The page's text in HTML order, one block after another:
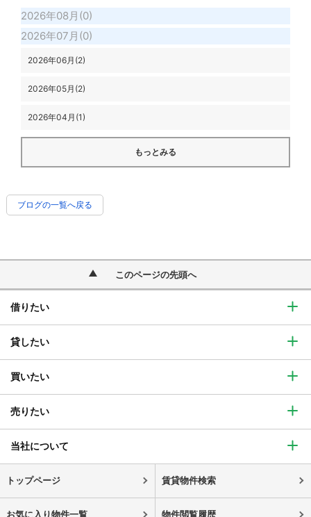
2026年08月(0)
2026年07月(0)
2026年06月(2)
2026年05月(2)
2026年04月(1)
もっとみる
ブログの一覧へ戻る
このページの先頭へ
借りたい
貸したい
買いたい
売りたい
当社について
トップページ 賃貸物件検索
お気に入り物件一覧 物件閲覧履歴